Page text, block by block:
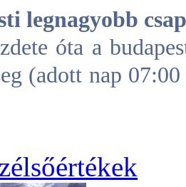
legnagyobb
óta a
(adott nap